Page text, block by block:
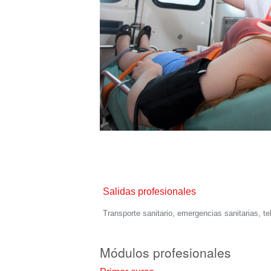
Salidas profesionales
Transporte sanitario, emergencias sanitarias,
Módulos profesionales